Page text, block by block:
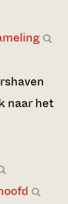
naar het